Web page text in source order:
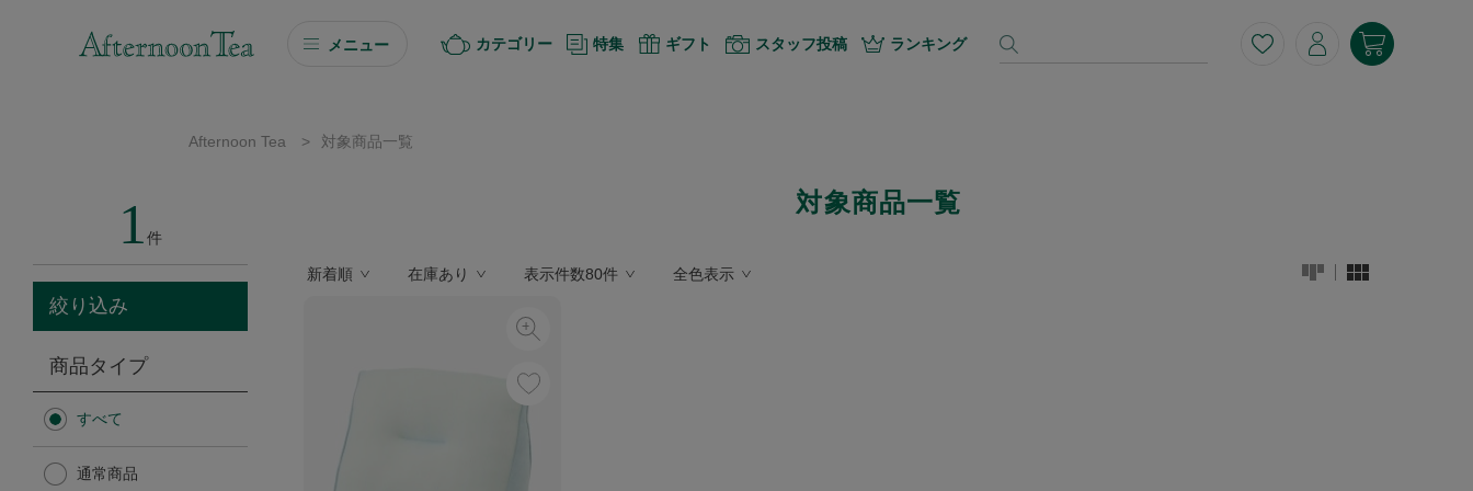
メニュー
ソーシャルギフト
カタログギフト
Afternoon Tea TEAROOM
カテゴリー 特集 ギフト スタッフ投稿 ランキング
Afternoon Tea > 対象商品一覧
1件
絞り込み
商品タイプ
すべて
通常商品
対象商品一覧
新着順 在庫あり 表示件数80件 全色表示